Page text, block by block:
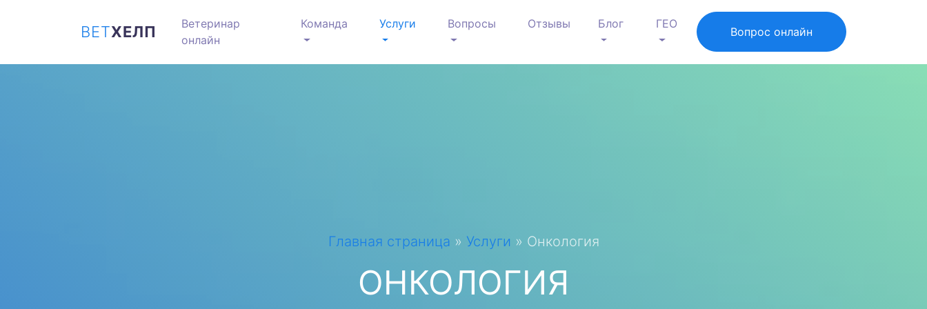
ВЕТХЕЛП
Ветеринар
онлайн
Команда Услуги Вопросы Отзывы Блог ГЕО
Вопрос онлайн
Главная страница » Услуги » Онкология
ОНКОЛОГИЯ